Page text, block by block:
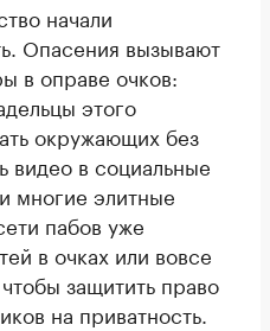
начали
Опасения вызывают
в оправе очков:
этого
окружающих без
видео в социальные
многие элитные
пабов уже
в очках или вовсе
защитить право
на приватность.